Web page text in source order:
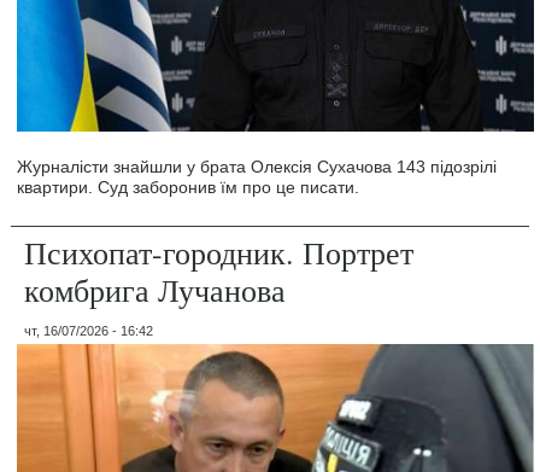
Журналісти знайшли у брата Олексія Сухачова 143 підозрілі
квартири. Суд заборонив їм про це писати.
Психопат-городник. Портрет
комбрига Лучанова
чт, 16/07/2026 - 16:42